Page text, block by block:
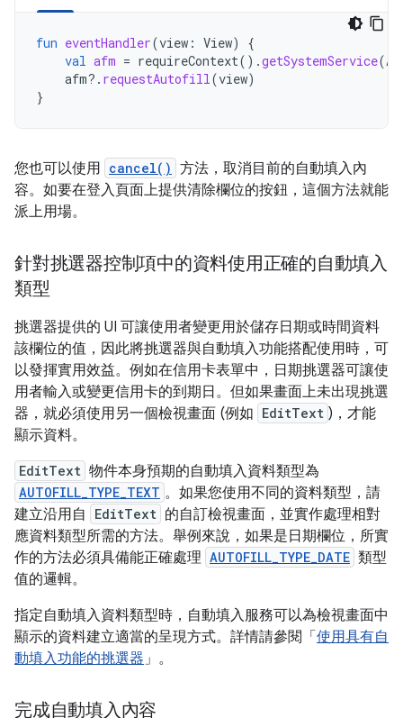
fun eventHandler(view : View)
{
val afm = requireContext().getSystemService(
afm?. requestAutofill(view)
}
您也可以使用 cancel() 方法，取消目前的自動填入內
容。如要在登入頁面上提供清除欄位的按鈕，這個方法就能
派上用場。
針對挑選器控制項中的資料使用正確的自動填入
類型
挑選器提供的 UI 可讓使用者變更用於儲存日期或時間資料
該欄位的值，因此將挑選器與自動填入功能搭配使用時，可
以發揮實用效益。例如在信用卡表單中，日期挑選器可讓使
用者輸入或變更信用卡的到期日。但如果畫面上未出現挑選
器，就必須使用另一個檢視畫面 (例如 EditText )，才能
顯示資料。
EditText 物件本身預期的自動填入資料類型為
AUTOFILL_TYPE_TEXT 。如果您使用不同的資料類型，請
建立沿用自
EditText 的自訂檢視畫面，並實作處理相對
應資料類型所需的方法。舉例來說，如果是日期欄位，所實
作的方法必須具備能正確處理 AUTOFILL_TYPE_DATE 類型
值的邏輯。
指定自動填入資料類型時，自動填入服務可以為檢視畫面中
顯示的資料建立適當的呈現方式。詳情請參閱「 使用具有自
動填入功能的挑選器」。
完成自動填入內容